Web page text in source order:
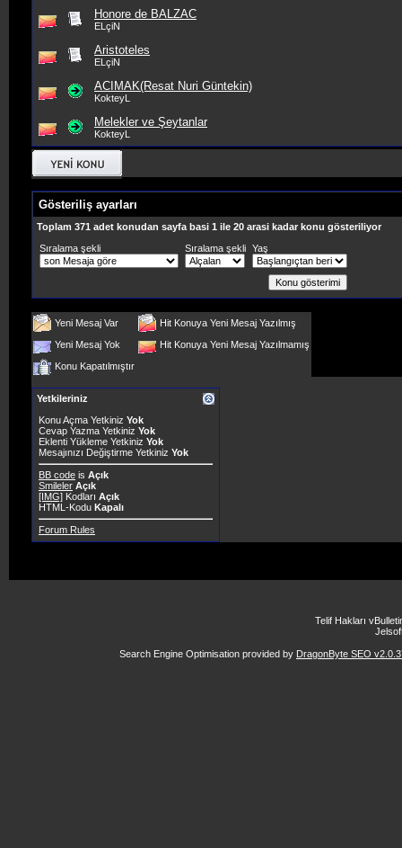
Honore de BALZAC
ELçiN
Aristoteles
ELçiN
ACIMAK(Resat Nuri Güntekin)
KokteyL
Melekler ve Şeytanlar
KokteyL
Gösteriliş ayarları
Toplam 371 adet konudan sayfa basi 1 ile 20 arasi kadar konu gösteriliyor
Sıralama şekli
Sıralama şekli Yaş
Yeni Mesaj Var
Hit Konuya Yeni Mesaj Yazılmış
Yeni Mesaj Yok
Hit Konuya Yeni Mesaj Yazılmamış
Konu Kapatılmıştır
Yetkileriniz
Konu Açma Yetkiniz Yok
Cevap Yazma Yetkiniz Yok
Eklenti Yükleme Yetkiniz Yok
Mesajınızı Değiştirme Yetkiniz Yok
BB code is Açık
Smileler Açık
[IMG] Kodları Açık
HTML-Kodu Kapalı
Forum Rules
Telif Hakları
Search Engine Optimisation provided by DragonByte SEO